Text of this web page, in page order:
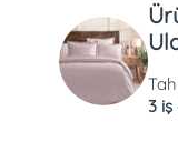
3 iş